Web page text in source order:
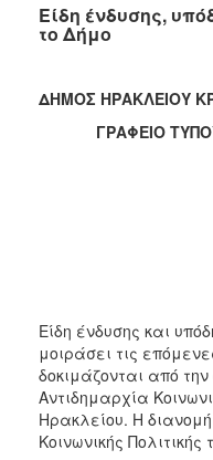
2022
2021
2019
2018
2011
2010
2006
Είδη ένδυσης,
τo Δήμο
ΔΗΜΟΣ ΗΡΑΚΛΕΙΟΥ
ΓΡΑΦΕΙΟ
Είδη ένδυσης και
μοιράσει τις
δοκιμάζονται από την
Αντιδημαρχία
Ηρακλείου. Η
Κοινωνικής